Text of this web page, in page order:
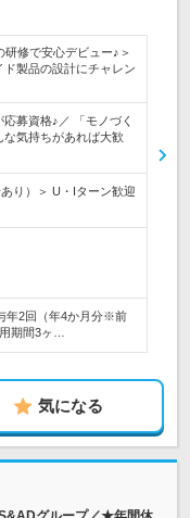
研修で安心デビュー♪＞
ド製品の設計にチャレン
募資格♪／ 「モノづく
気持ちがあれば大歓
り）＞ U・Iターン歓迎
年2回（年4か月分※前
期間3ヶ…
気になる